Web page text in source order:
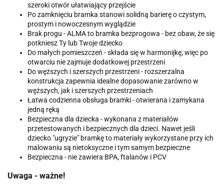
szeroki otwór ułatwiający przejście
Po zamknięciu bramka stanowi solidną barierę o czystym,
prostym i nowoczesnym wyglądzie
Brak progu - ALMA to bramka bezprogowa - bez obaw, że się
potkniesz Ty lub Twoje dziecko
Do małych pomieszczeń - składa się w harmonijkę, więc po
otwarciu nie zajmuje dodatkowej przestrzeni
Do węższych i szerszych przestrzeni - rozszerzalna
konstrukcja zapewnia idealne dopasowanie zarówno w
węższych, jak i szerszych przestrzeniach
Łatwa codzienna obsługa bramki - otwierana i zamykana
jedną ręką
Bezpieczna dla dziecka - wykonana z materiałów
przetestowanych i bezpiecznych dla dzieci. Nawet jeśli
dziecko "ugryzie" bramkę to materiały wykorzystane przy ich
malowaniu są nietoksyczne i tym samym bezpieczne
Bezpieczna - nie zawiera BPA, ftalanów i PCV
Uwaga - ważne!